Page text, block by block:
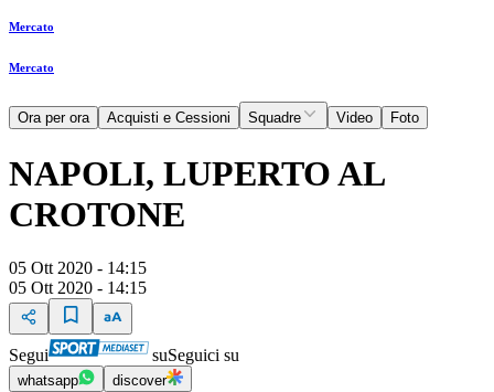
Mercato
Mercato
Ora per ora Acquisti e Cessioni Squadre Video Foto
NAPOLI, LUPERTO AL
CROTONE
05 Ott 2020 - 14:15
05 Ott 2020 - 14:15
Segui suSeguici su
whatsapp discover